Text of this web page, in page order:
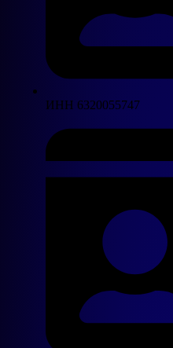
ИНН 6320055747